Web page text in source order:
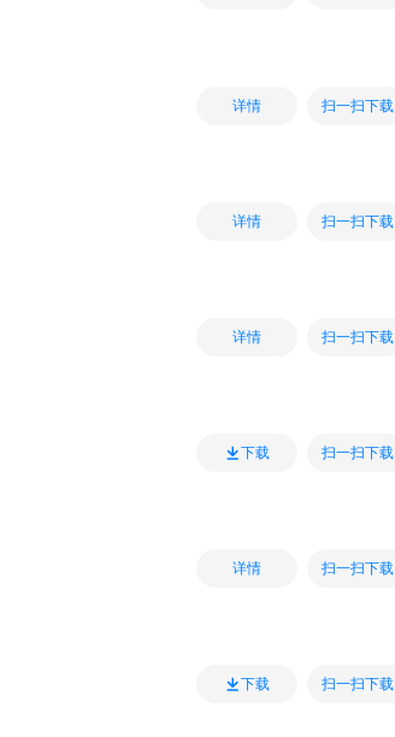
详情 扫一扫下载
详情 扫一扫下载
详情 扫一扫下载
下载 扫一扫下载
详情 扫一扫下载
下载 扫一扫下载